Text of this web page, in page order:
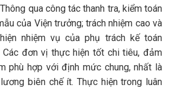
qua công tác thanh tra, kiểm toán
của Viện trưởng; trách nhiệm cao và
nhiệm vụ của phụ trách kế toán
Các đơn vị thực hiện tốt chi tiêu, đảm
phù hợp với định mức chung, nhất là
biên chế ít. Thực hiện trong luân